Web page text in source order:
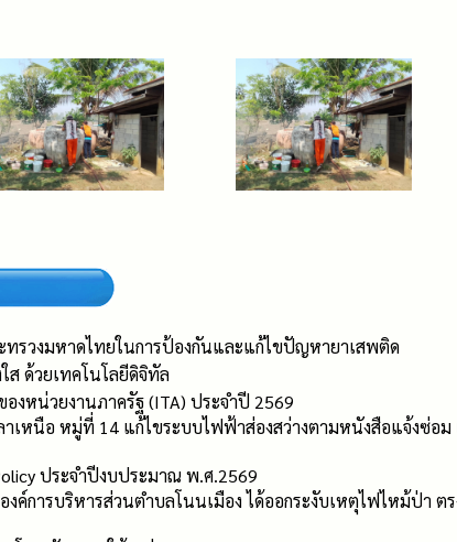
ทรวงมหาดไทยในการป้องกันและแก้ไขปัญหายาเสพติด
ส ด้วยเทคโนโลยีดิจิทัล
งหน่วยงานภาครัฐ (ITA) ประจำปี 2569
หนือ หมู่ที่ 14 แก้ไขระบบไฟฟ้าส่องสว่างตามหนังสือแจ้งซ่อม
ประจำปีงบประมาณ พ.ศ.2569
การบริหารส่วนตำบลโนนเมือง ได้ออกระงับเหตุไฟไหม้ป่า ต